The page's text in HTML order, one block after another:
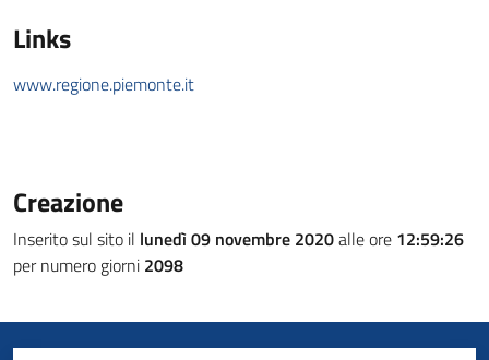
Links
www.regione.piemonte.it
Creazione
Inserito sul sito il lunedì 09 novembre 2020alle ore 12:59:26
per numero giorni 2098